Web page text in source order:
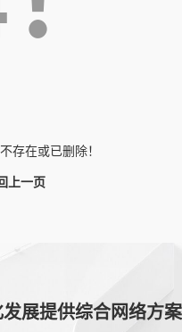
存在或已删除！
上一页
展提供综合网络方案